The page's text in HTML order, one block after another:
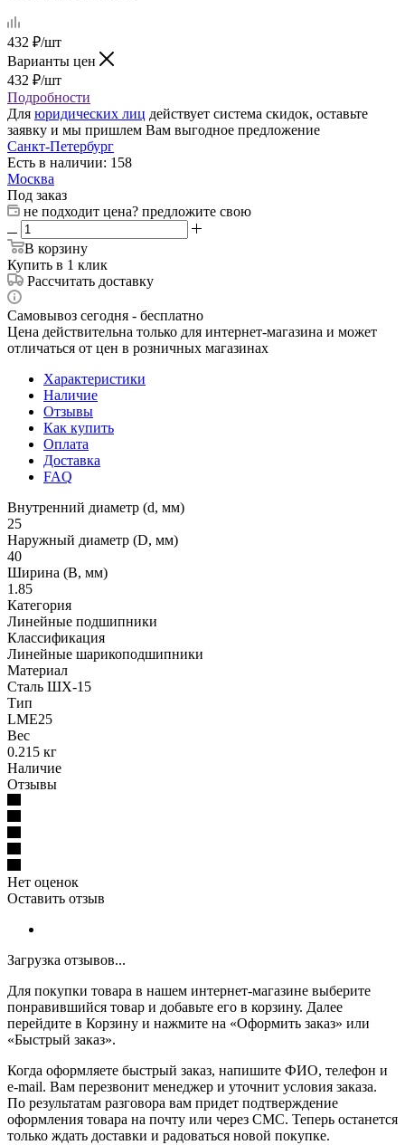
432 ₽/шт
Варианты цен
432 ₽/шт
Подробности
Для юридических лиц действует система скидок, оставьте
заявку и мы пришлем Вам выгодное предложение
Санкт-Петербург
Есть в наличии: 158
Москва
Под заказ
не подходит цена? предложите свою
В корзину
Купить в 1 клик
Рассчитать доставку
Самовывоз сегодня - бесплатно
Цена действительна только для интернет-магазина и может
отличаться от цен в розничных магазинах
Характеристики
Наличие
Отзывы
Как купить
Оплата
Доставка
FAQ
Внутренний диаметр (d, мм)
25
Наружный диаметр (D, мм)
40
Ширина (B, мм)
1.85
Категория
Линейные подшипники
Классификация
Линейные шарикоподшипники
Материал
Сталь ШХ-15
Тип
LME25
Вес
0.215 кг
Наличие
Отзывы
Нет оценок
Оставить отзыв
Загрузка отзывов...
Для покупки товара в нашем интернет-магазине выберите
понравившийся товар и добавьте его в корзину. Далее
перейдите в Корзину и нажмите на «Оформить заказ» или
«Быстрый заказ».
Когда оформляете быстрый заказ, напишите ФИО, телефон и
e-mail. Вам перезвонит менеджер и уточнит условия заказа.
По результатам разговора вам придет подтверждение
оформления товара на почту или через СМС. Теперь останется
только ждать доставки и радоваться новой покупке.